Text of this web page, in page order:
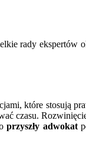
rady ekspertów
które stosują
czasu.
przyszły adwokat